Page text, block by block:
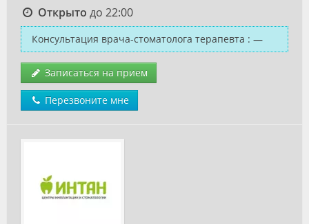
Открыто до 22:00
Консультация врача-стоматолога терапевта : —
Записаться на прием
Перезвоните мне